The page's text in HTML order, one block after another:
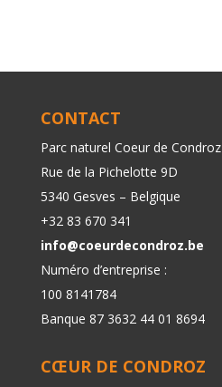
CONTACT
Parc naturel Coeur de Condroz
Rue de la Pichelotte 9D
5340 Gesves – Belgique
+32 83 670 341
info@coeurdecondroz.be
Numéro d’entreprise :
100 8141784
Banque 87 3632 44 01 8694
CŒUR DE CONDROZ